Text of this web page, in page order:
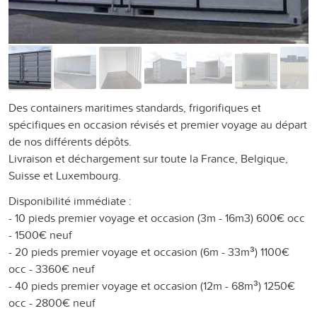
Des containers maritimes standards, frigorifiques et
spécifiques en occasion révisés et premier voyage au départ
de nos différents dépôts.
Livraison et déchargement sur toute la France, Belgique,
Suisse et Luxembourg.
Disponibilité immédiate :
- 10 pieds premier voyage et occasion (3m - 16m3) 600€ occ
- 1500€ neuf
- 20 pieds premier voyage et occasion (6m - 33m³) 1100€
occ - 3360€ neuf
- 40 pieds premier voyage et occasion (12m - 68m³) 1250€
occ - 2800€ neuf